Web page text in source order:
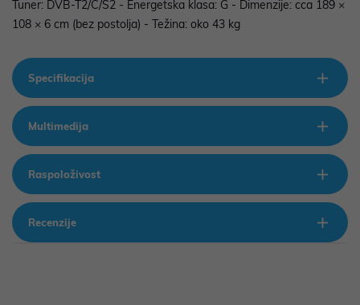
Tuner: DVB-T2/C/S2 - Energetska klasa: G - Dimenzije: cca 189 ×
108 × 6 cm (bez postolja) - Težina: oko 43 kg
Specifikacija
Multimedija
Raspoloživost
Recenzije